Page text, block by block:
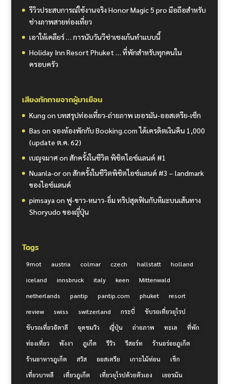
รีวิวประสบการณ์ใช้งานจริง Honor Magic 5 pro มือถือสำหรับ
ช่างภาพสายท่องเที่ยว
เอาให้เคลียร์ … การนับวันวีซ่าเชงเก้นทำแบบนี้
Holiday Inn Resort Phuket … ที่พักสำหรับทุกคนใน
ครอบครัว
เสียงทักทายจากผู้มาเยือน
Kung on บทสรุปท่องเที่ยว-ถ่ายภาพ เยอรมัน-ออสเตรีย-เช็ก
Bas on จองห้องพักกับ Booking.com ได้เครดิตเงินคืน 1,000
(update ต.ค. 62)
เบญจมาศon สักครั้งในชีวิต พิชิตไอซ์แลนด์ #1
Nuanla-oron สักครั้งในชีวิตพิชิตไอซ์แลนด์ #3 – landmark
ของไอซ์แลนด์
pimsaya on ฟู-ขาว-หนาว-อิ่ม ทริปสุดฟินกับหิมะบนเส้นทาง
Shoryudo ของญี่ปุ่น
Tags
9mot austria colmar czech hallstatt
holland
iceland
innsbruck italy keen
Mittenwald
netherlands
pantip pantip.com phuket
resort
review
swiss switzerland กระบี่
ขับรถเที่ยวยุโรป
ขับรถเที่ยวอิตาลี
จุดชมวิว ญี่ปุ่น ถ่ายภาพ ทะเล
ที่พัก
ท่องเที่ยว
พังงา ภูเก็ต รีวิว รีสอร์ท
ร้านอร่อยภูเก็ต
ร้านอาหารภูเก็ต
สวิส ออสเตรีย เกาะไม้ท่อน
เช็ก
เที่ยวบาหลี
เที่ยวภูเก็ต เที่ยวยุโรปด้วยตัวเอง เยอรมัน